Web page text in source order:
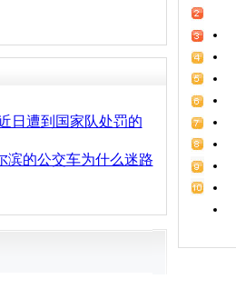
日遭到国家队处罚的
滨的公交车为什么迷路